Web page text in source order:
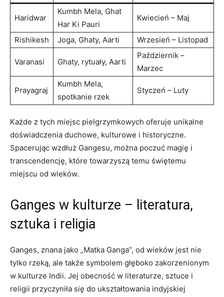
Haridwar
Kumbh Mela, Ghat
Har Ki Pauri
Kwiecień – Maj
Rishikesh Joga, Ghaty, Aarti Wrzesień – Listopad
Varanasi Ghaty, rytuały, Aarti
Październik –
Marzec
Prayagraj
Kumbh Mela,
spotkanie rzek
Styczeń – Luty
Każde z tych miejsc pielgrzymkowych oferuje unikalne
doświadczenia duchowe, kulturowe i historyczne.
Spacerując wzdłuż Gangesu, można poczuć magię i
transcendencję, które towarzyszą temu świętemu
miejscu od wieków.
Ganges w kulturze – literatura,
sztuka i religia
Ganges, znana jako „Matka Ganga”, od wieków jest nie
tylko rzeką, ale także symbolem głęboko zakorzenionym
w kulturze Indii. Jej obecność w literaturze, sztuce i
religii przyczyniła się do ukształtowania indyjskiej